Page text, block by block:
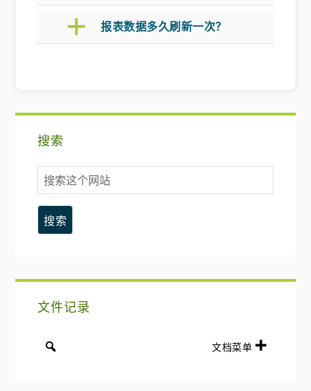
a 报表数据多久刷新一次？
搜索
搜
索
这
个
文件记录
文档菜单